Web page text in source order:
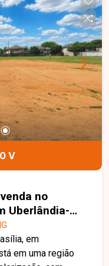
para a
investimento
de
Jardim Brasília.
todos os
V
no
Uberlândia-
em
em uma região